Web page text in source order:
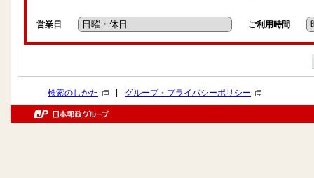
営業日 ご利用時間
検索のしかた グループ・プライバシーポリシー